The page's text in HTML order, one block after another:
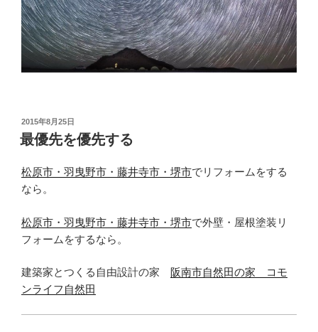
投
稿
日:
2015年8月25日
最優先を優先する
松原市・羽曳野市・藤井寺市・堺市でリフォームをする
なら。
松原市・羽曳野市・藤井寺市・堺市で外壁・屋根塗装リ
フォームをするなら。
建築家とつくる自由設計の家 阪南市自然田の家 コモ
ンライフ自然田